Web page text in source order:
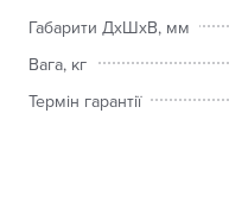
Габарити ДхШхВ, мм
Вага, кг
Термін гарантії